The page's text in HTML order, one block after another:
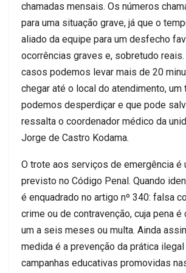
chamadas mensais. Os números
para uma situação grave, já que o
aliado da equipe para um desfecho
ocorrências graves e, sobretudo reais.
casos podemos levar mais de 20
chegar até o local do atendimento, um
podemos desperdiçar e que pode
ressalta o coordenador médico da
Jorge de Castro Kodama.
O trote aos serviços de emergência é
previsto no Código Penal. Quando
é enquadrado no artigo nº 340: falsa
crime ou de contravenção, cuja pena é
um a seis meses ou multa. Ainda
medida é a prevenção da prática
campanhas educativas promovidas